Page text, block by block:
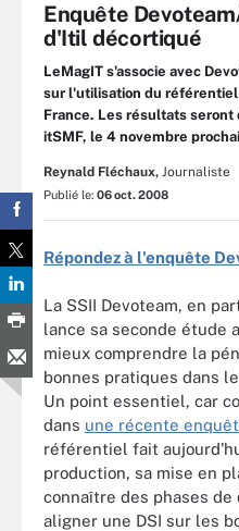
Enquête
d'Itil décortiqué
LeMagIT s'associe avec
sur l'utilisation du
France. Les résultats seront
itSMF, le 4 novembre
Reynald Fléchaux, Journaliste
Publié le: 06 oct. 2008
Répondez à l'enquête
La SSII Devoteam, en
lance sa seconde étude
mieux comprendre la
bonnes pratiques dans
Un point essentiel, car
dans une récente
référentiel fait
production, sa mise en
connaître des phases
aligner une DSI sur les